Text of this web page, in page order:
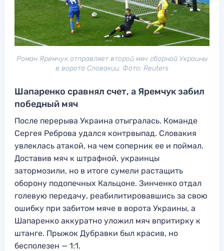
Роман Яремчук отправляет второй мяч сборной Украины
в ворота Словакии. Фото: Reuters
Шапаренко сравнял счет, а Яремчук забил
победный мяч
После перерыва Украина отыгралась. Команде
Сергея Реброва удался контрвыпад. Словакия
увлеклась атакой, на чем соперник ее и поймал.
Доставив мяч к штрафной, украинцы
затормозили, но в итоге сумели растащить
оборону подопечных Кальцоне. Зинченко отдал
голевую передачу, реабилитировавшись за свою
ошибку при забитом мяче в ворота Украины, а
Шапаренко аккуратно уложил мяч впритирку к
штанге. Прыжок Дубравки был красив, но
бесполезен — 1:1.